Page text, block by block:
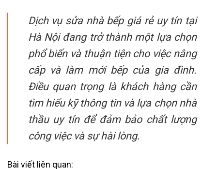
Dịch vụ sửa nhà bếp giá rẻ uy tín tại
Hà Nội đang trở thành một lựa chọn
phổ biến và thuận tiện cho việc nâng
cấp và làm mới bếp của gia đình.
Điều quan trọng là khách hàng cần
tìm hiểu kỹ thông tin và lựa chọn nhà
thầu uy tín để đảm bảo chất lượng
công việc và sự hài lòng.
Bài viết liên quan: